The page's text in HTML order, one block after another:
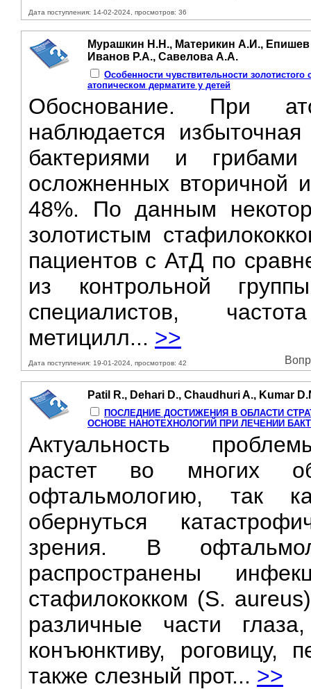
Дата поступления: 14-02-2024, просмотров: 36
Мурашкин Н.Н., Материкин А.И.,
Иванов Р.А., Савелова А.А.
Особенности чувствительности
атопическом дерматите у детей
Обоснование. При
наблюдается
бактериями и
осложненных вторичной
48%. По данным
золотистым
пациентов с АтД по
из контрольной
специалистов,
метицилл... >>
Дата поступления: 19-01-2024, просмотров: 42
Patil R., Dehari D., Chaudhuri A., Kumar
ПОСЛЕДНИЕ ДОСТИЖЕНИЯ B ОБЛАСТИ
ОСНОВЕ НАНОТЕХНОЛОГИЙ ПРИ ЛЕЧЕНИИ
Актуальность
растет во многих
офтальмологию, так
обернуться
зрения. B
распространены
стафилококком (S.
различные части
конъюнктиву,
также слезный прот... >>